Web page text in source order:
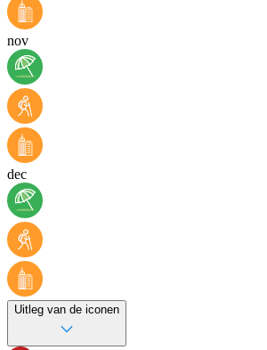
nov
dec
Uitleg van de iconen